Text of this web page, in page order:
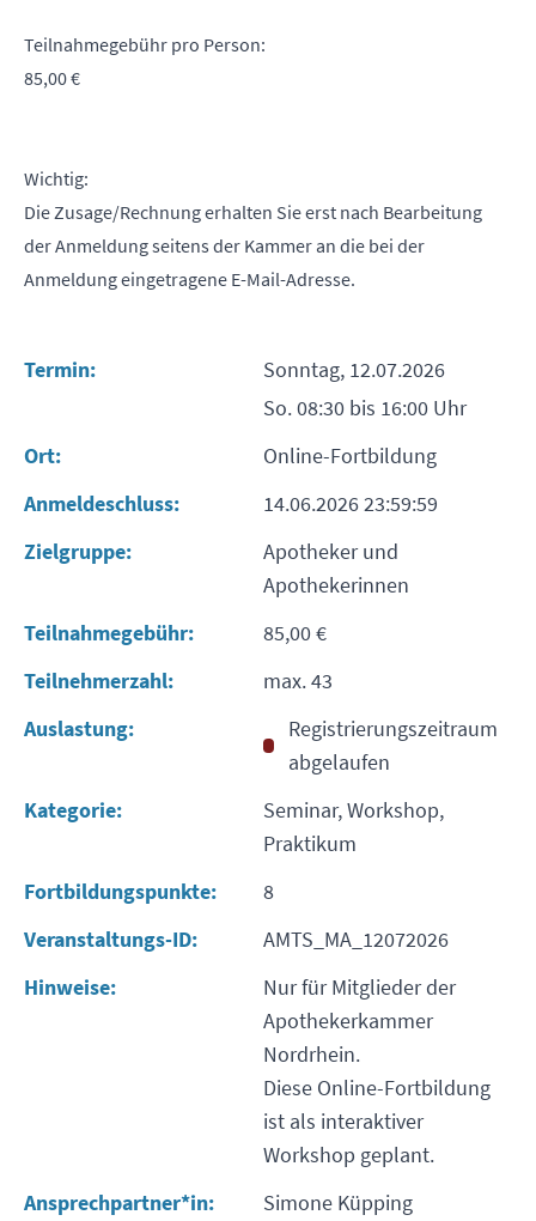
Teilnahmegebühr pro Person:
85,00 €
Wichtig:
Die Zusage/Rechnung erhalten Sie erst nach Bearbeitung
der Anmeldung seitens der Kammer an die bei der
Anmeldung eingetragene E-Mail-Adresse.
Termin:
Sonntag, 12.07.2026
So. 08:30 bis 16:00 Uhr
Ort:
Online-Fortbildung
Anmeldeschluss:
14.06.2026 23:59:59
Zielgruppe:
Apotheker und
Apothekerinnen
Teilnahmegebühr:
85,00 €
Teilnehmerzahl:
max. 43
Auslastung:
Registrierungszeitraum
abgelaufen
Kategorie:
Seminar, Workshop,
Praktikum
Fortbildungspunkte:
8
Veranstaltungs-ID:
AMTS_MA_12072026
Hinweise:
Nur für Mitglieder der
Apothekerkammer
Nordrhein.
Diese Online-Fortbildung
ist als interaktiver
Workshop geplant.
Ansprechpartner*in:
Simone Küpping